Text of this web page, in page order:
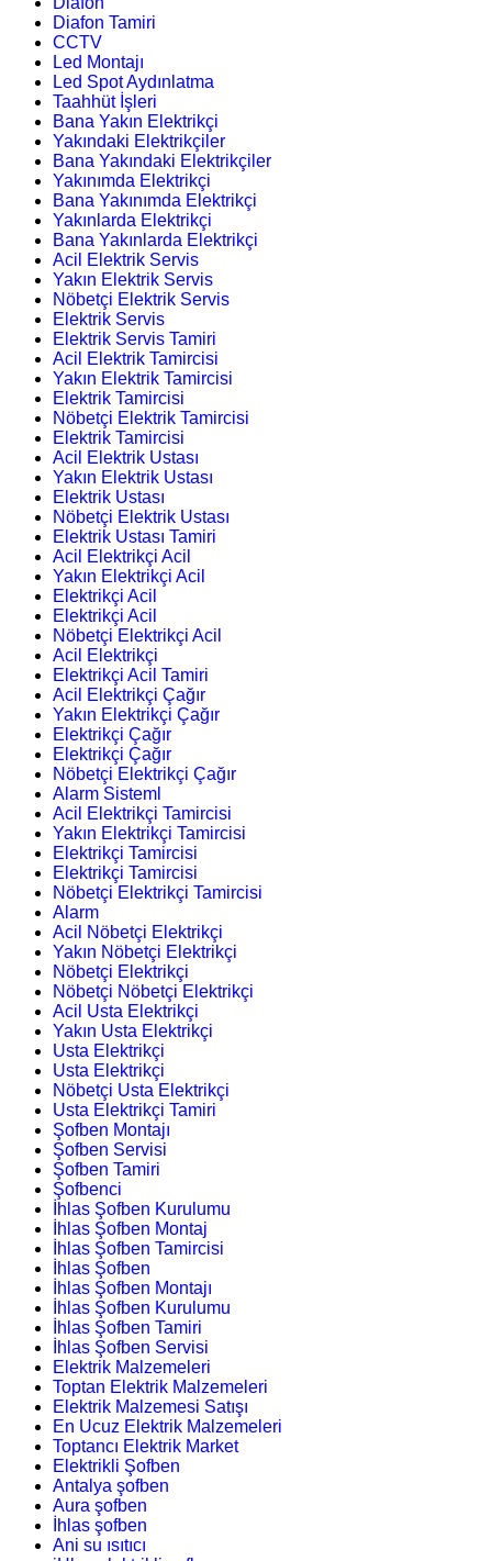
Diafon Tamiri
CCTV
Led Montajı
Led Spot Aydınlatma
Taahhüt İşleri
Bana Yakın Elektrikçi
Yakındaki Elektrikçiler
Bana Yakındaki Elektrikçiler
Yakınımda Elektrikçi
Bana Yakınımda Elektrikçi
Yakınlarda Elektrikçi
Bana Yakınlarda Elektrikçi
Acil Elektrik Servis
Yakın Elektrik Servis
Nöbetçi Elektrik Servis
Elektrik Servis
Elektrik Servis Tamiri
Acil Elektrik Tamircisi
Yakın Elektrik Tamircisi
Elektrik Tamircisi
Nöbetçi Elektrik Tamircisi
Elektrik Tamircisi
Acil Elektrik Ustası
Yakın Elektrik Ustası
Elektrik Ustası
Nöbetçi Elektrik Ustası
Elektrik Ustası Tamiri
Acil Elektrikçi Acil
Yakın Elektrikçi Acil
Elektrikçi Acil
Elektrikçi Acil
Nöbetçi Elektrikçi Acil
Acil Elektrikçi
Elektrikçi Acil Tamiri
Acil Elektrikçi Çağır
Yakın Elektrikçi Çağır
Elektrikçi Çağır
Elektrikçi Çağır
Nöbetçi Elektrikçi Çağır
Alarm Sisteml
Acil Elektrikçi Tamircisi
Yakın Elektrikçi Tamircisi
Elektrikçi Tamircisi
Elektrikçi Tamircisi
Nöbetçi Elektrikçi Tamircisi
Alarm
Acil Nöbetçi Elektrikçi
Yakın Nöbetçi Elektrikçi
Nöbetçi Elektrikçi
Nöbetçi Nöbetçi Elektrikçi
Acil Usta Elektrikçi
Yakın Usta Elektrikçi
Usta Elektrikçi
Usta Elektrikçi
Nöbetçi Usta Elektrikçi
Usta Elektrikçi Tamiri
Şofben Montajı
Şofben Servisi
Şofben Tamiri
Şofbenci
İhlas Şofben Kurulumu
İhlas Şofben Montaj
İhlas Şofben Tamircisi
İhlas Şofben
İhlas Şofben Montajı
İhlas Şofben Kurulumu
İhlas Şofben Tamiri
İhlas Şofben Servisi
Elektrik Malzemeleri
Toptan Elektrik Malzemeleri
Elektrik Malzemesi Satışı
En Ucuz Elektrik Malzemeleri
Toptancı Elektrik Market
Elektrikli Şofben
Antalya şofben
Aura şofben
İhlas şofben
Ani su ısıtıcı